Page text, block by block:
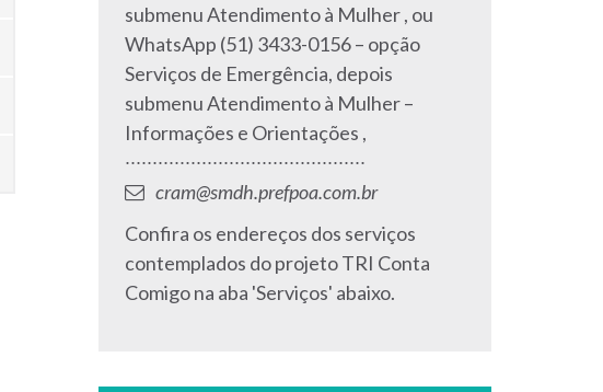
submenu Atendimento à Mulher , Telefone:
ou
WhatsApp (51) 3433-0156 – opção
Serviços de Emergência, depois
submenu Atendimento à Mulher –
Informações e Orientações ,
∙∙∙∙∙∙∙∙∙∙∙∙∙∙∙∙∙∙∙∙∙∙∙∙∙∙∙∙∙∙∙∙∙∙∙∙∙∙∙∙∙∙∙∙
E- cram@smdh.prefpoa.com.br
Endereço:
Confira os endereços dos serviços
contemplados do projeto TRI Conta
Comigo na aba 'Serviços' abaixo.